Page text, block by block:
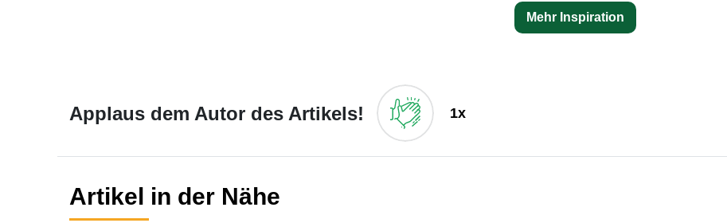
Mehr Inspiration
Applaus dem Autor des Artikels! 1x
Artikel in der Nähe